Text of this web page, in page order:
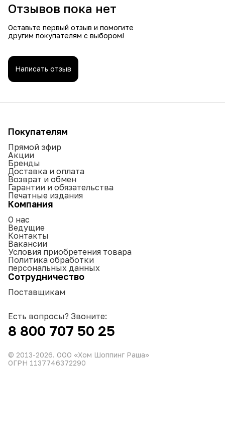
Отзывов пока нет
Оставьте первый отзыв и помогите
другим покупателям с выбором!
Написать отзыв
Покупателям
Прямой эфир
Акции
Бренды
Доставка и оплата
Возврат и обмен
Гарантии и обязательства
Печатные издания
Компания
О нас
Ведущие
Контакты
Вакансии
Условия приобретения товара
Политика обработки
персональных данных
Сотрудничество
Поставщикам
Есть вопросы? Звоните:
8 800 707 50 25
© 2013-2026. ООО «Хом Шоппинг Раша»
ОГРН 1137746372290